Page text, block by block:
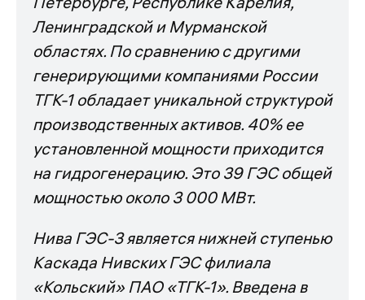
Ленинградской и Мурманской
областях. По сравнению с другими
генерирующими компаниями России
ТГК-1 обладает уникальной структурой
производственных активов. 40% ее
установленной мощности приходится
на гидрогенерацию. Это 39 ГЭС общей
мощностью около 3 000 МВт.
Нива ГЭС-3 является нижней ступенью
Каскада Нивских ГЭС филиала
«Кольский» ПАО «ТГК-1». Введена в